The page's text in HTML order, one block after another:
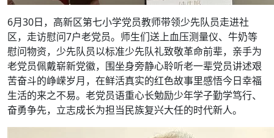
6月30日，高新区第七小学党员教师带领少先队员走进社
区，走访慰问7户老党员。师生们送上血压测量仪、牛奶等
慰问物资，少先队员以标准少先队礼致敬革命前辈，亲手为
老党员佩戴崭新党徽，围坐身旁静心聆听老一辈党员讲述艰
苦奋斗的峥嵘岁月，在鲜活真实的红色故事里感悟今日幸福
生活的来之不易。老党员语重心长勉励少年学子勤学笃行、
奋勇争先，立志成长为担当民族复兴大任的时代新人。